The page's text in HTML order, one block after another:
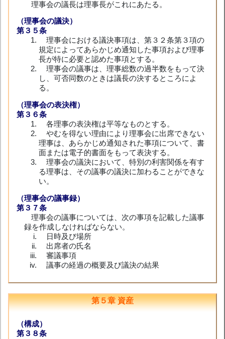
理事会の議長は理事長がこれにあたる。
（理事会の議決）
第３５条
理事会における議決事項は、第３２条第３項の
規定によってあらかじめ通知した事項および理事
長が特に必要と認めた事項とする。
理事会の議事は、理事総数の過半数をもって決
し、可否同数のときは議長の決するところによ
る。
（理事会の表決権）
第３６条
各理事の表決権は平等なものとする。
やむを得ない理由により理事会に出席できない
理事は、あらかじめ通知された事項について、書
面または電子的書面をもって表決する。
理事会の議決において、特別の利害関係を有す
る理事は、その議事の議決に加わることができな
い。
（理事会の議事録）
第３７条
理事会の議事については、次の事項を記載した議事
録を作成しなければならない。
日時及び場所
出席者の氏名
審議事項
議事の経過の概要及び議決の結果
第５章 資産
（構成）
第３８条